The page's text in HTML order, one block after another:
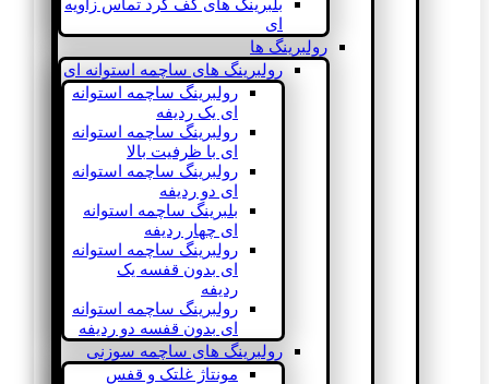
بلبرینگ های کف گرد تماس زاویه
ای
رولبرینگ ها
رولبرینگ های ساچمه استوانه ای
رولبرینگ ساچمه استوانه
ای یک ردیفه
رولبرینگ ساچمه استوانه
ای با ظرفیت بالا
رولبرینگ ساچمه استوانه
ای دو ردیفه
بلبرینگ ساچمه استوانه
ای چهار ردیفه
رولبرینگ ساچمه استوانه
ای بدون قفسه یک
ردیفه
رولبرینگ ساچمه استوانه
ای بدون قفسه دو ردیفه
رولبرینگ های ساچمه سوزنی
مونتاژ غلتک و قفس